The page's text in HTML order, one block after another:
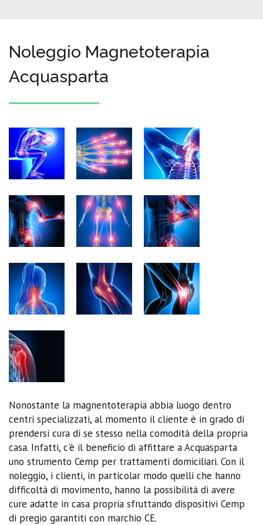
Noleggio Magnetoterapia
Acquasparta
Nonostante la magnentoterapia abbia luogo dentro
centri specializzati, al momento il cliente è in grado di
prendersi cura di se stesso nella comodità della propria
casa. Infatti, c'è il beneficio di affittare a Acquasparta
uno strumento Cemp per trattamenti domiciliari. Con il
noleggio, i clienti, in particolar modo quelli che hanno
difficoltà di movimento, hanno la possibilità di avere
cure adatte in casa propria sfruttando dispositivi Cemp
di pregio garantiti con marchio CE.